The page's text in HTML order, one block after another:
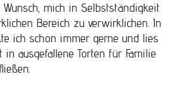
mich in Selbstständigkeit
Bereich zu verwirklichen. In
ich schon immer gerne und lies
in ausgefallene Torten für Familie